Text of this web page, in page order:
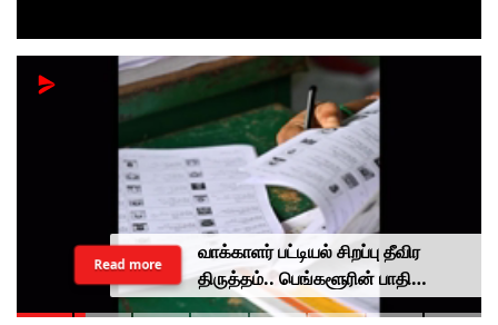
வாக்காளர் பட்டியல் சிறப்பு தீவிர
திருத்தம்.. பெங்களூரின் பாதி
வாக்காளர்கள் காலி?
Read more